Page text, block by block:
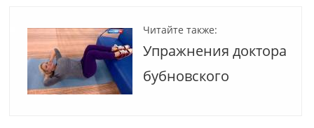
Читайте также:
Упражнения доктора
бубновского